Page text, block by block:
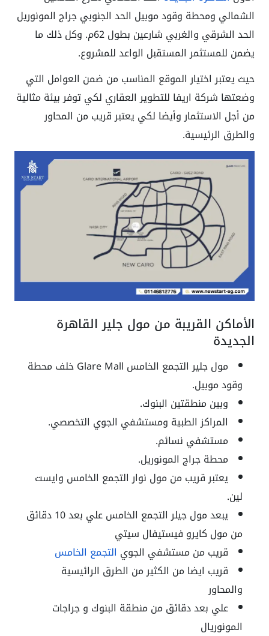
الشمالي ومحطة وقود موبيل الحد الجنوبي جراج المونوريل
الحد الشرقي والغربي شارعين بطول 62م. وكل ذلك ما
يضمن للمستثمر المستقبل الواعد للمشروع.
حيث يعتبر اختيار الموقع المناسب من ضمن العوامل التي
وضعتها شركة اريفا للتطوير العقاري لكي توفر بيئة مثالية
من أجل الاستثمار وأيضا لكي يعتبر قريب من المحاور
والطرق الرئيسية.
الأماكن القريبة من مول جلير القاهرة
الجديدة
مول جلير التجمع الخامس Glare Mall خلف محطة
وقود موبيل.
وبين منطقتين البنوك.
المراكز الطبية ومستشفي الجوي التخصصي.
مستشفي نسائم.
محطة جراج المونوريل.
يعتبر قريب من مول نوار التجمع الخامس وايست
لين.
يبعد مول جيلر التجمع الخامس علي بعد 10 دقائق
من مول كايرو فيستيفال سيتي
قريب من مستشفي الجوي التجمع الخامس
قريب ايضا من الكثير من الطرق الرائيسية
والمحاور
علي بعد دقائق من منطقة البنوك و جراجات
المونوريال